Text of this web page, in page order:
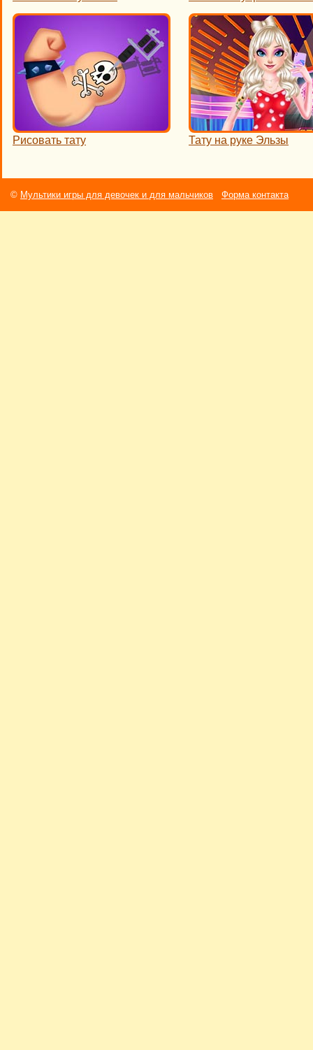
Рисовать тату Тату на руке Эльзы
© Мультики игры для девочек и для мальчиков Форма контакта